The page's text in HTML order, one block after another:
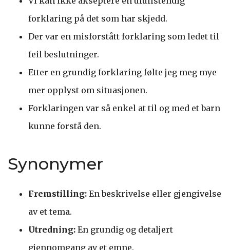
forklaring på det som har skjedd.
Der var en misforstått forklaring som ledet til
feil beslutninger.
Etter en grundig forklaring følte jeg meg mye
mer opplyst om situasjonen.
Forklaringen var så enkel at til og med et barn
kunne forstå den.
Synonymer
Fremstilling: En beskrivelse eller gjengivelse
av et tema.
Utredning: En grundig og detaljert
gjennomgang av et emne.